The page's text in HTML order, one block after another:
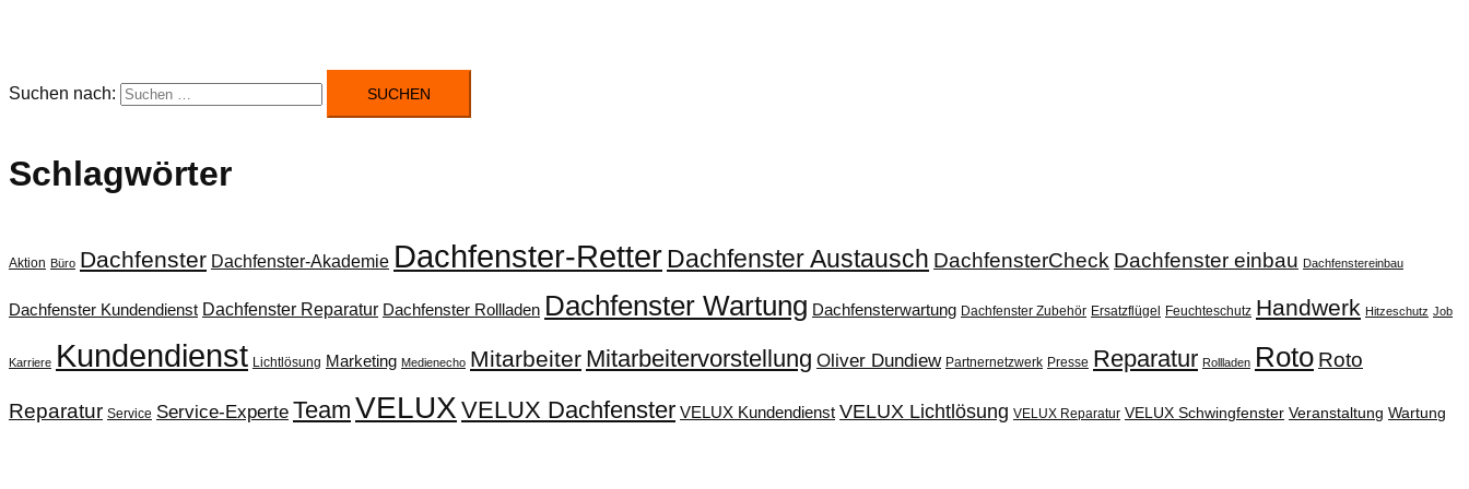
Suchen nach:
Schlagwörter
Aktion Büro Dachfenster Dachfenster-Akademie Dachfenster-RetterDachfenster Austausch DachfensterCheck Dachfenster einbau Dachfenstereinbau
Dachfenster Kundendienst Dachfenster Reparatur Dachfenster Rollladen Dachfenster Wartung Dachfensterwartung Dachfenster Zubehör Ersatzflügel Feuchteschutz Handwerk Hitzeschutz Job
Karriere Kundendienst Lichtlösung Marketing Medienecho Mitarbeiter Mitarbeitervorstellung Oliver Dundiew Partnernetzwerk Presse Reparatur Rollladen Roto Roto
Reparatur Service Service-Experte Team VELUX VELUX Dachfenster VELUX Kundendienst VELUX Lichtlösung VELUX Reparatur VELUX Schwingfenster Veranstaltung Wartung